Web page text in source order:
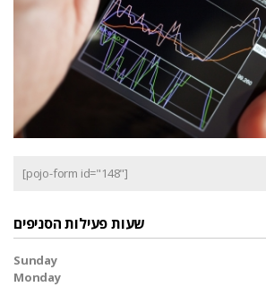
[pojo-form id="148"]
שעות פעילות הסניפים
Sunday
Monday